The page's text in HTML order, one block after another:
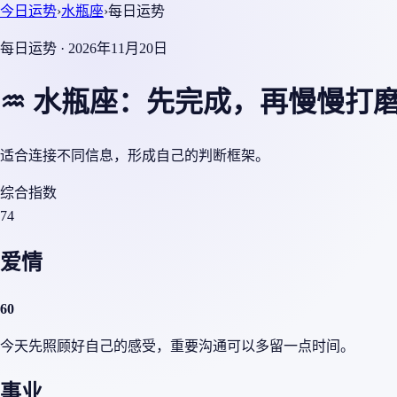
今日运势›水瓶座›每日运势
每日运势 · 2026年11月20日
♒ 水瓶座：先完成，再慢慢打
适合连接不同信息，形成自己的判断框架。
综合指数
74
爱情
60
今天先照顾好自己的感受，重要沟通可以多留一点时间。
事业